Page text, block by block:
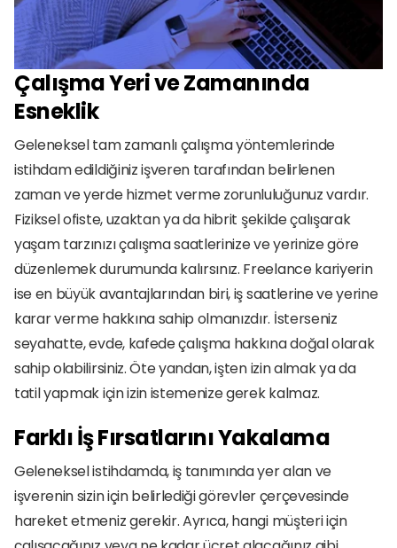
Çalışma Yeri ve Zamanında
Esneklik
Geleneksel tam zamanlı çalışma yöntemlerinde
istihdam edildiğiniz işveren tarafından belirlenen
zaman ve yerde hizmet verme zorunluluğunuz vardır.
Fiziksel ofiste, uzaktan ya da hibrit şekilde çalışarak
yaşam tarzınızı çalışma saatlerinize ve yerinize göre
düzenlemek durumunda kalırsınız. Freelance kariyerin
ise en büyük avantajlarından biri, iş saatlerine ve yerine
karar verme hakkına sahip olmanızdır. İsterseniz
seyahatte, evde, kafede çalışma hakkına doğal olarak
sahip olabilirsiniz. Öte yandan, işten izin almak ya da
tatil yapmak için izin istemenize gerek kalmaz.
Farklı İş Fırsatlarını Yakalama
Geleneksel istihdamda, iş tanımında yer alan ve
işverenin sizin için belirlediği görevler çerçevesinde
hareket etmeniz gerekir. Ayrıca, hangi müşteri için